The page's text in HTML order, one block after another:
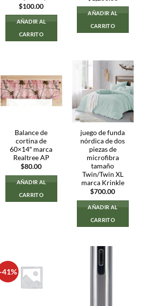
$100.00
AÑADIR AL
CARRITO
AÑADIR AL
CARRITO
Balance de
cortina de
60×14″ marca
Realtree AP
$80.00
AÑADIR AL
CARRITO
juego de funda
nórdica de dos
piezas de
microfibra
tamaño
Twin/Twin XL
marca Krinkle
$700.00
AÑADIR AL
CARRITO
41%